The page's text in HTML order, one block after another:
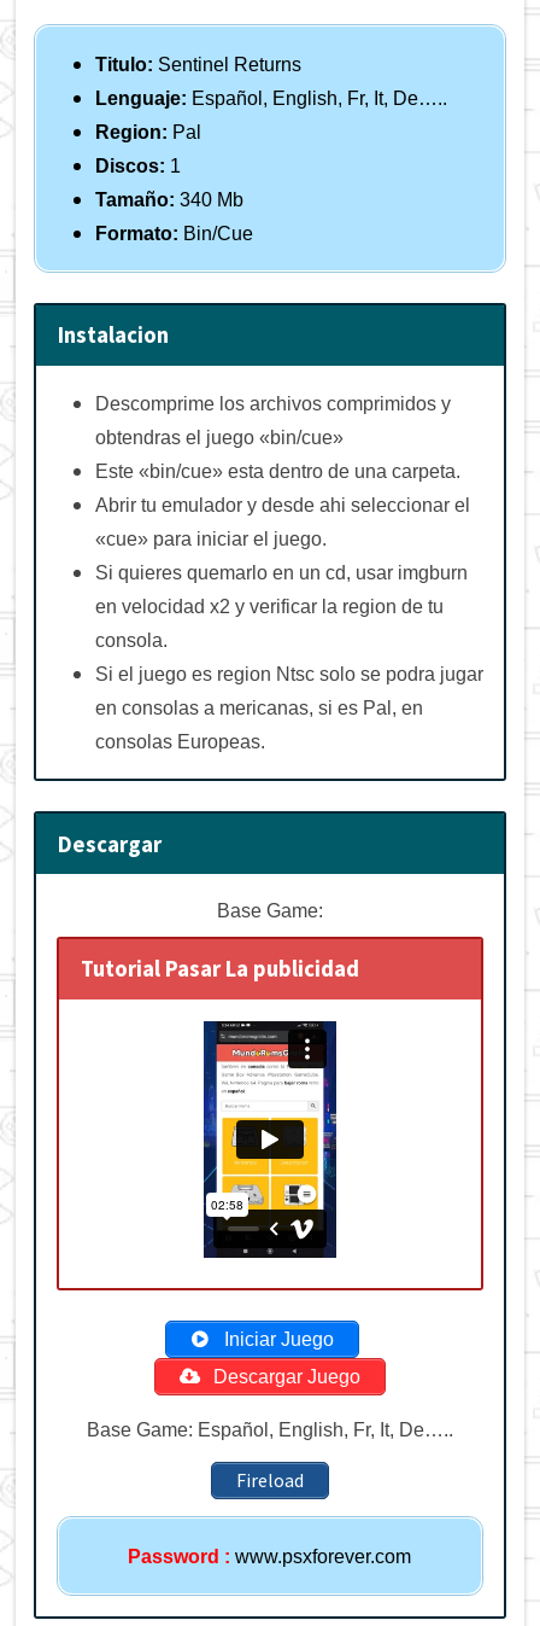
Titulo: Sentinel Returns
Lenguaje: Español, English, Fr, It, De…..
Region: Pal
Discos: 1
Tamaño: 340 Mb
Formato: Bin/Cue
Instalacion
Descomprime los archivos comprimidos y
obtendras el juego «bin/cue»
Este «bin/cue» esta dentro de una carpeta.
Abrir tu emulador y desde ahi seleccionar el
«cue» para iniciar el juego.
Si quieres quemarlo en un cd, usar imgburn
en velocidad x2 y verificar la region de tu
consola.
Si el juego es region Ntsc solo se podra jugar
en consolas a mericanas, si es Pal, en
consolas Europeas.
Descargar
Base Game:
Tutorial Pasar La publicidad
Iniciar Juego
Descargar Juego
Base Game: Español, English, Fr, It, De…..
Fireload
Password : www.psxforever.com